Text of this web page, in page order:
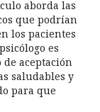
aborda las
que podrían
los pacientes
es
de aceptación
saludables y
para que